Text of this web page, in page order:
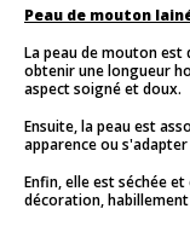
Peau de mouton
La peau de mouton
obtenir une longueur
aspect soigné et doux.
Ensuite, la peau est
apparence ou
Enfin, elle est séchée
décoration,